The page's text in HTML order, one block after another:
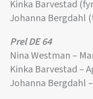
Kinka Barvestad
Johanna Bergdahl
Prel DE 64
Nina Westman –
Kinka Barvestad –
Johanna Bergdahl